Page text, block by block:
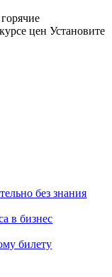
цен Установите
без знания
в бизнес
билету